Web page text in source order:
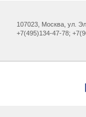
107023, Москва, ул.
+7(495)134-47-78;